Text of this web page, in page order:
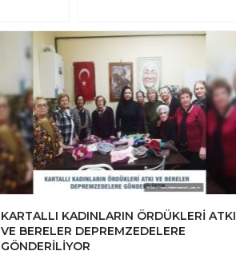
KARTALLI KADINLARIN ÖRDÜKLERİ ATKI
VE BERELER DEPREMZEDELERE
GÖNDERİLİYOR